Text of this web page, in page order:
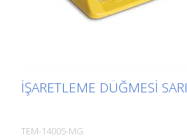
İŞARETLEME DÜĞMESI SARI
TEM-14005-MG